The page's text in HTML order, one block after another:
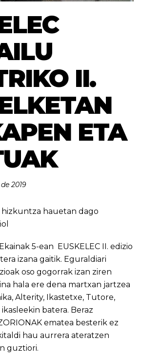
II.
ETA
2019
hizkuntza hauetan dago
5-ean EUSKELEC II. edizio
izana gaitik. Eguraldiari
oso gogorrak izan ziren
hala ere dena martxan jartzea
Alterity, Ikastetxe, Tutore,
batera. Beraz
ematea besterik ez
hau aurrera ateratzen
guztiori.